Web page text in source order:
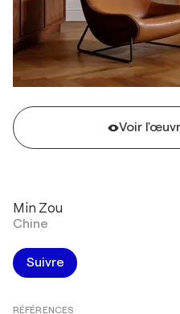
Voir
Min Zou
Chine
Suivre
RÉFÉRENCES